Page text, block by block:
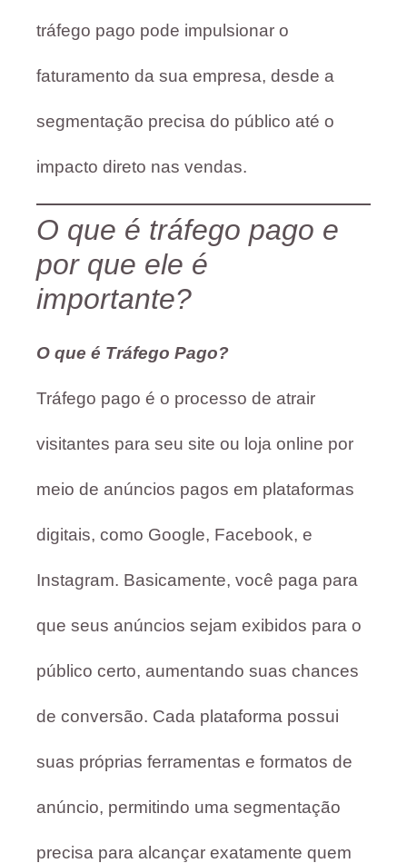
tráfego pago pode impulsionar o
faturamento da sua empresa, desde a
segmentação precisa do público até o
impacto direto nas vendas.
O que é tráfego pago e
por que ele é
importante?
O que é Tráfego Pago?
Tráfego pago é o processo de atrair
visitantes para seu site ou loja online por
meio de anúncios pagos em plataformas
digitais, como Google, Facebook, e
Instagram. Basicamente, você paga para
que seus anúncios sejam exibidos para o
público certo, aumentando suas chances
de conversão. Cada plataforma possui
suas próprias ferramentas e formatos de
anúncio, permitindo uma segmentação
precisa para alcançar exatamente quem